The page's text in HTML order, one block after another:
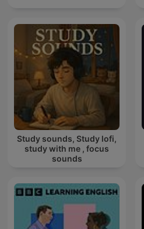
Study sounds, Study lofi,
study with me , focus
sounds